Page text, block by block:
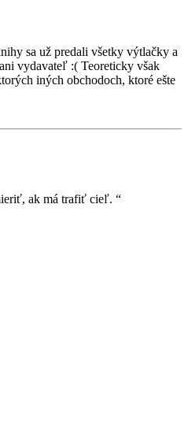
sa už predali všetky výtlačky a
vydavateľ :( Teoreticky však
iných obchodoch, ktoré ešte
ak má trafiť cieľ.